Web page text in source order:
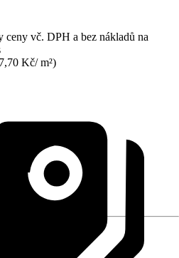
vč. DPH a bez nákladů na
Kč/ m²)